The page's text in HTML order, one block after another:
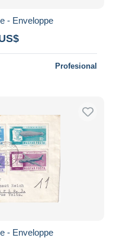
- Enveloppe
Profesional
- Enveloppe